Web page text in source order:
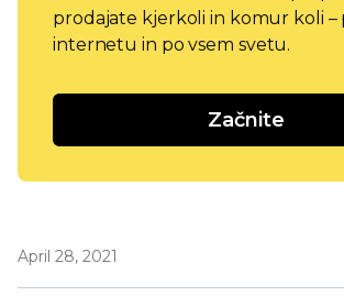
prodajate kjerkoli in komur koli –
internetu in po vsem svetu.
Začnite
April 28, 2021